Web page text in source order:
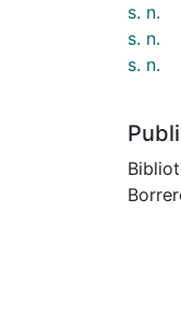
s. n.
s. n.
s. n.